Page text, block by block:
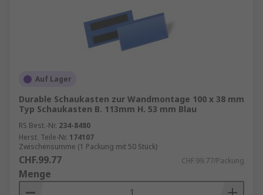
Auf Lager
Durable Schaukasten zur Wandmontage 100 x 38 mm
Typ Schaukasten B. 113mm H. 53 mm Blau
RS Best.-Nr. 234-8480
Herst. Teile-Nr. 174107
Zwischensumme (1 Packung mit 50 Stück)
CHF.99.77 CHF.99.77/Packung
Menge